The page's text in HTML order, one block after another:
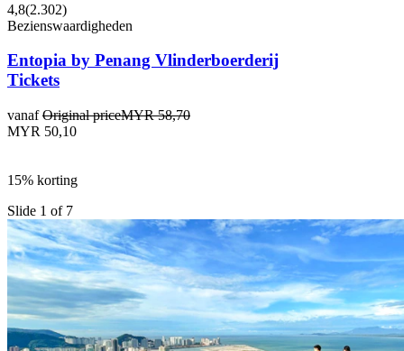
4,8(2.302)
Bezienswaardigheden
Entopia by Penang Vlinderboerderij
Tickets
vanafOriginal priceMYR 58,70
MYR 50,10
15% korting
Slide 1 of 7